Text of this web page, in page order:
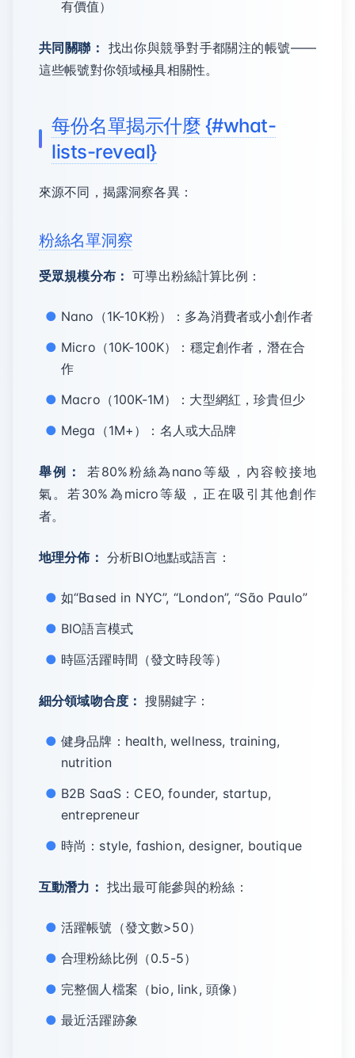
有價值）
共同關聯： 找出你與競爭對手都關注的帳號——
這些帳號對你領域極具相關性。
每份名單揭示什麼 {#what-
lists-reveal}
來源不同，揭露洞察各異：
粉絲名單洞察
受眾規模分布： 可導出粉絲計算比例：
Nano（1K-10K粉）：多為消費者或小創作者
Micro（10K-100K）：穩定創作者，潛在合
作
Macro（100K-1M）：大型網紅，珍貴但少
Mega（1M+）：名人或大品牌
舉例：
若80%粉絲為nano等級，內容較接地
氣。若30%為micro等級，正在吸引其他創作
者。
地理分佈： 分析BIO地點或語言：
如“Based in NYC”, “London”, “São Paulo”
BIO語言模式
時區活躍時間（發文時段等）
細分領域吻合度： 搜關鍵字：
健身品牌：health, wellness, training,
nutrition
B2B SaaS：CEO, founder, startup,
entrepreneur
時尚：style, fashion, designer, boutique
互動潛力： 找出最可能參與的粉絲：
活躍帳號（發文數>50）
合理粉絲比例（0.5-5）
完整個人檔案（bio, link, 頭像）
最近活躍跡象